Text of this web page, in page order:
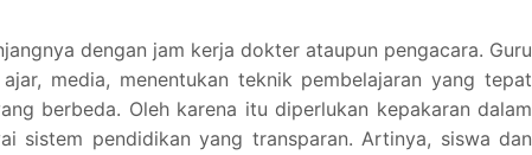
dengan jam kerja dokter ataupun pengacara. Guru
media, menentukan teknik pembelajaran yang tepat
berbeda. Oleh karena itu diperlukan kepakaran dalam
sistem pendidikan yang transparan. Artinya, siswa dan